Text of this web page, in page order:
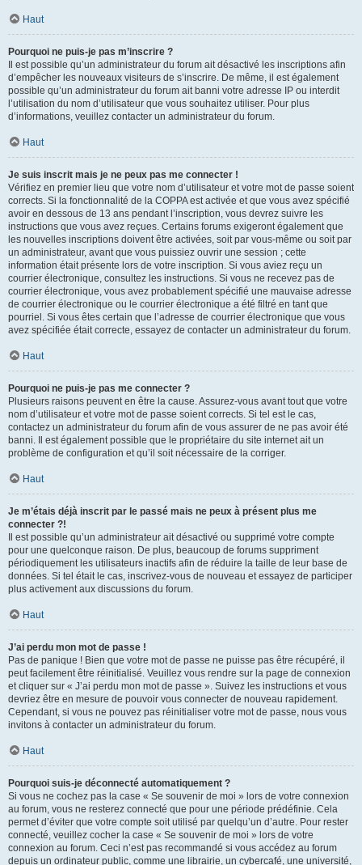
Haut
Pourquoi ne puis-je pas m’inscrire ?
Il est possible qu’un administrateur du forum ait désactivé les inscriptions afin
d’empêcher les nouveaux visiteurs de s’inscrire. De même, il est également
possible qu’un administrateur du forum ait banni votre adresse IP ou interdit
l’utilisation du nom d’utilisateur que vous souhaitez utiliser. Pour plus
d’informations, veuillez contacter un administrateur du forum.
Haut
Je suis inscrit mais je ne peux pas me connecter !
Vérifiez en premier lieu que votre nom d’utilisateur et votre mot de passe soient
corrects. Si la fonctionnalité de la COPPA est activée et que vous avez spécifié
avoir en dessous de 13 ans pendant l’inscription, vous devrez suivre les
instructions que vous avez reçues. Certains forums exigeront également que
les nouvelles inscriptions doivent être activées, soit par vous-même ou soit par
un administrateur, avant que vous puissiez ouvrir une session ; cette
information était présente lors de votre inscription. Si vous aviez reçu un
courrier électronique, consultez les instructions. Si vous ne recevez pas de
courrier électronique, vous avez probablement spécifié une mauvaise adresse
de courrier électronique ou le courrier électronique a été filtré en tant que
pourriel. Si vous êtes certain que l’adresse de courrier électronique que vous
avez spécifiée était correcte, essayez de contacter un administrateur du forum.
Haut
Pourquoi ne puis-je pas me connecter ?
Plusieurs raisons peuvent en être la cause. Assurez-vous avant tout que votre
nom d’utilisateur et votre mot de passe soient corrects. Si tel est le cas,
contactez un administrateur du forum afin de vous assurer de ne pas avoir été
banni. Il est également possible que le propriétaire du site internet ait un
problème de configuration et qu’il soit nécessaire de la corriger.
Haut
Je m’étais déjà inscrit par le passé mais ne peux à présent plus me
connecter ?!
Il est possible qu’un administrateur ait désactivé ou supprimé votre compte
pour une quelconque raison. De plus, beaucoup de forums suppriment
périodiquement les utilisateurs inactifs afin de réduire la taille de leur base de
données. Si tel était le cas, inscrivez-vous de nouveau et essayez de participer
plus activement aux discussions du forum.
Haut
J’ai perdu mon mot de passe !
Pas de panique ! Bien que votre mot de passe ne puisse pas être récupéré, il
peut facilement être réinitialisé. Veuillez vous rendre sur la page de connexion
et cliquer sur « J’ai perdu mon mot de passe ». Suivez les instructions et vous
devriez être en mesure de pouvoir vous connecter de nouveau rapidement.
Cependant, si vous ne pouvez pas réinitialiser votre mot de passe, nous vous
invitons à contacter un administrateur du forum.
Haut
Pourquoi suis-je déconnecté automatiquement ?
Si vous ne cochez pas la case « Se souvenir de moi » lors de votre connexion
au forum, vous ne resterez connecté que pour une période prédéfinie. Cela
permet d’éviter que votre compte soit utilisé par quelqu’un d’autre. Pour rester
connecté, veuillez cocher la case « Se souvenir de moi » lors de votre
connexion au forum. Ceci n’est pas recommandé si vous accédez au forum
depuis un ordinateur public, comme une librairie, un cybercafé, une université,